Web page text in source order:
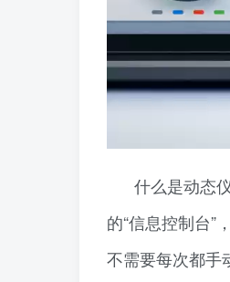
什么是动态
的“信息控制台”
不需要每次都手